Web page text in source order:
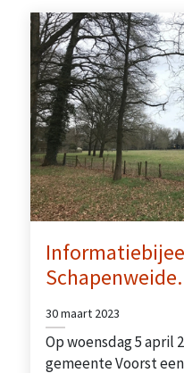
30 maart 2023
Op woensdag 5 april
gemeente Voorst